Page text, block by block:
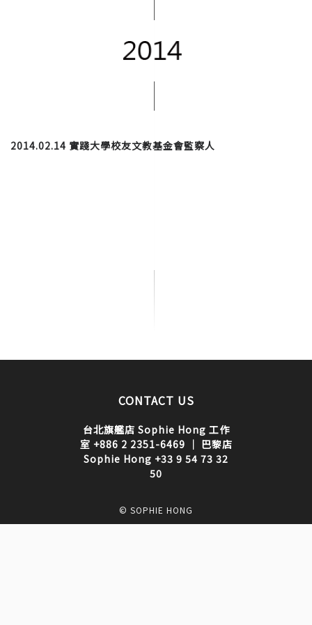
2014.02.14 實踐大學校友文教基金會監察人
CONTACT US
台北旗艦店 Sophie Hong 工作
室 +886 2 2351-6469 ｜ 巴黎店
Sophie Hong +33 9 54 73 32
50
© SOPHIE HONG